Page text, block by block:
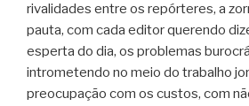
rivalidades entre os repórteres, a
pauta, com cada editor querendo
esperta do dia, os problemas
intrometendo no meio do trabalho
preocupação com os custos, com